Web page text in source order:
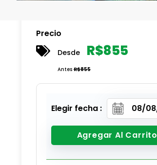
Precio
Desde R$855
AntesR$855
Elegir fecha :
Agregar Al Carrito